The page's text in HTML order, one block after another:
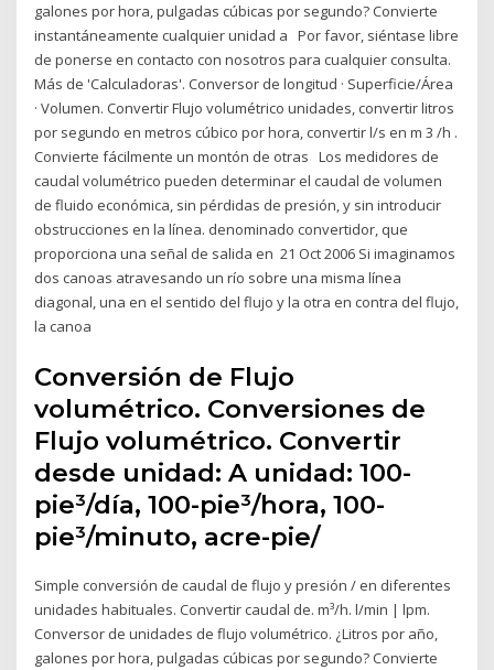
galones por hora, pulgadas cúbicas por segundo? Convierte
instantáneamente cualquier unidad a Por favor, siéntase libre
de ponerse en contacto con nosotros para cualquier consulta.
Más de 'Calculadoras'. Conversor de longitud · Superficie/Área
· Volumen. Convertir Flujo volumétrico unidades, convertir litros
por segundo en metros cúbico por hora, convertir l/s en m 3 /h .
Convierte fácilmente un montón de otras Los medidores de
caudal volumétrico pueden determinar el caudal de volumen
de fluido económica, sin pérdidas de presión, y sin introducir
obstrucciones en la línea. denominado convertidor, que
proporciona una señal de salida en 21 Oct 2006 Si imaginamos
dos canoas atravesando un río sobre una misma línea
diagonal, una en el sentido del flujo y la otra en contra del flujo,
la canoa
Conversión de Flujo
volumétrico. Conversiones de
Flujo volumétrico. Convertir
desde unidad: A unidad: 100-
pie³/día, 100-pie³/hora, 100-
pie³/minuto, acre-pie/
Simple conversión de caudal de flujo y presión / en diferentes
unidades habituales. Convertir caudal de. m³/h. l/min | lpm.
Conversor de unidades de flujo volumétrico. ¿Litros por año,
galones por hora, pulgadas cúbicas por segundo? Convierte